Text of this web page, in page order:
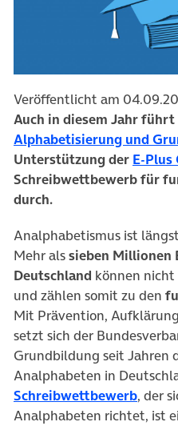
Veröffentlicht am
Auch in diesem Jahr führt
Alphabetisierung und
Unterstützung der E-Plus
Schreibwettbewerb für
durch.
Analphabetismus ist
Mehr alssieben Millionen
Deutschland können
und zählen somit zu den
Mit Prävention,
setzt sich der
Grundbildung seit Jahren
Analphabeten in
Schreibwettbewerb, der
Analphabeten richtet, ist